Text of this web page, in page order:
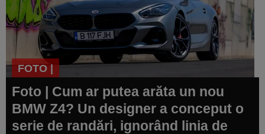
FOTO |
Foto | Cum ar putea arăta un nou
BMW Z4? Un designer a conceput o
serie de randări, ignorând linia de